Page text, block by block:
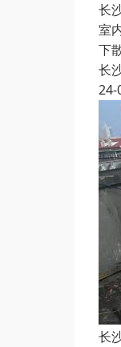
长
室
下
长
24-
长